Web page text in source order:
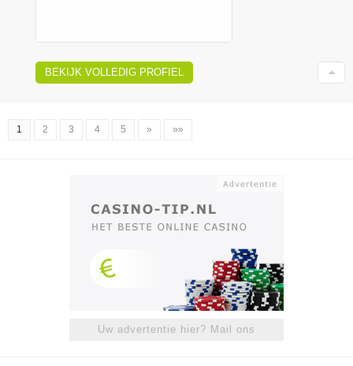
BEKIJK VOLLEDIG PROFIEL
1 2 3 4 5 » »»
Uw advertentie hier? Mail ons